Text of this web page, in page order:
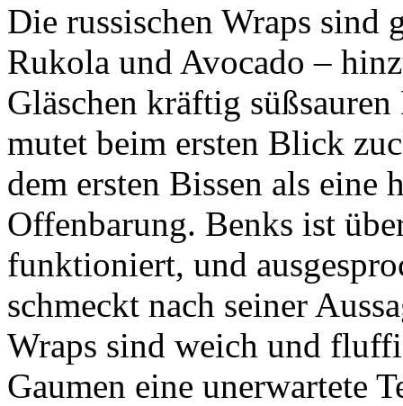
Die russischen Wraps
Rukola und Avocado –
Gläschen kräftig
mutet beim ersten Blick
dem ersten Bissen als eine
Offenbarung. Benks ist
funktioniert, und
schmeckt nach seiner
Wraps sind weich und
Gaumen eine unerwartete